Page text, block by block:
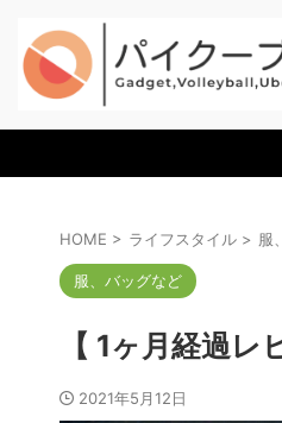
HOME > ライフスタイル > 服
服、バッグなど
【 1ヶ月経過
2021年5月12日